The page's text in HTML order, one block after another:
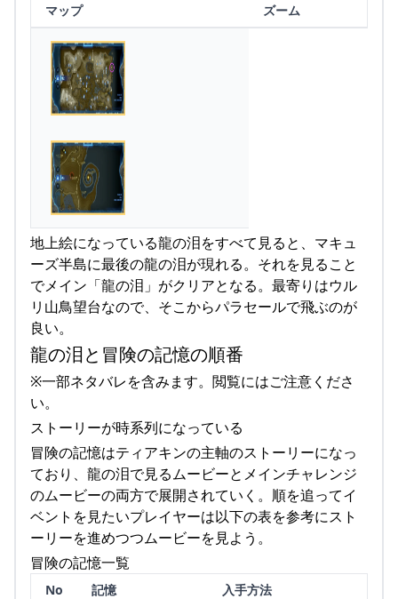
マップ ズーム
地上絵になっている龍の泪をすべて見ると、マキュ
ーズ半島に最後の龍の泪が現れる。それを見ること
でメイン「龍の泪」がクリアとなる。最寄りはウル
リ山鳥望台なので、そこからパラセールで飛ぶのが
良い。
龍の泪と冒険の記憶の順番
※一部ネタバレを含みます。閲覧にはご注意くださ
い。
ストーリーが時系列になっている
冒険の記憶はティアキンの主軸のストーリーになっ
ており、龍の泪で見るムービーとメインチャレンジ
のムービーの両方で展開されていく。順を追ってイ
ベントを見たいプレイヤーは以下の表を参考にスト
ーリーを進めつつムービーを見よう。
冒険の記憶一覧
No 記憶 入手方法